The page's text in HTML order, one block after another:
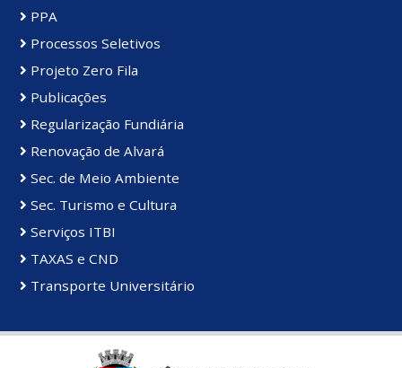
PPA
Processos Seletivos
Projeto Zero Fila
Publicações
Regularização Fundiária
Renovação de Alvará
Sec. de Meio Ambiente
Sec. Turismo e Cultura
Serviços ITBI
TAXAS e CND
Transporte Universitário